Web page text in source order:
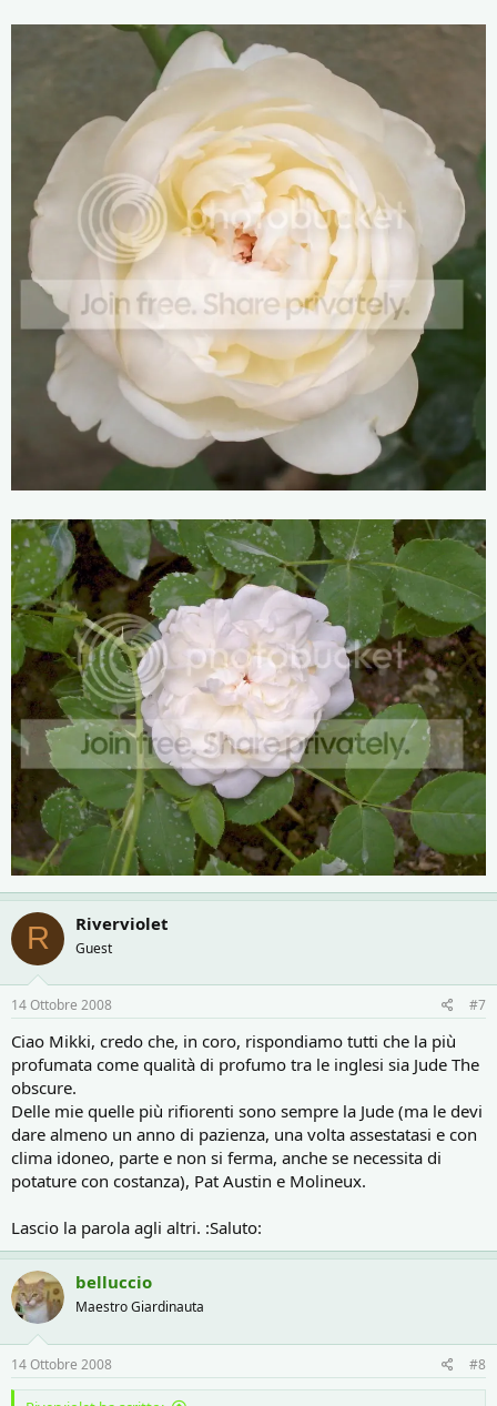
R Riverviolet
Guest
14 Ottobre 2008 #7
Ciao Mikki, credo che, in coro, rispondiamo tutti che la più
profumata come qualità di profumo tra le inglesi sia Jude The
obscure.
Delle mie quelle più rifiorenti sono sempre la Jude (ma le devi
dare almeno un anno di pazienza, una volta assestatasi e con
clima idoneo, parte e non si ferma, anche se necessita di
potature con costanza), Pat Austin e Molineux.
Lascio la parola agli altri. :Saluto:
belluccio
Maestro Giardinauta
14 Ottobre 2008 #8